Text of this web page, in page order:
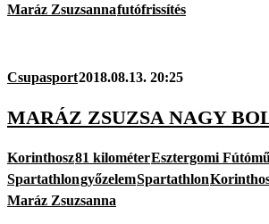
Maráz Zsuzsannafutófrissítés
Csupasport2018.08.13. 20:25
MARÁZ ZSUZSA NAGY
Korinthosz81 kilométerEsztergomi
SpartathlongyőzelemSpartathlon
Maráz Zsuzsanna